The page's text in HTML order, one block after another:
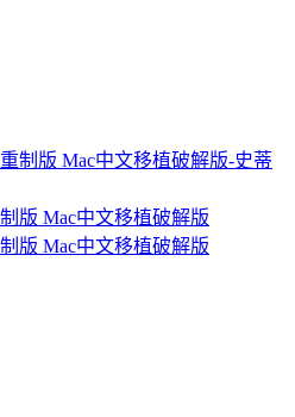
版 Mac中文移植破解版
版 Mac中文移植破解版